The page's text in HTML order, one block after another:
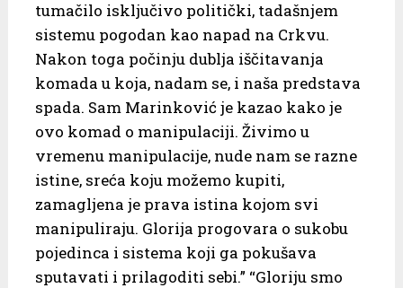
tumačilo isključivo politički, tadašnjem
sistemu pogodan kao napad na Crkvu.
Nakon toga počinju dublja iščitavanja
komada u koja, nadam se, i naša predstava
spada. Sam Marinković je kazao kako je
ovo komad o manipulaciji. Živimo u
vremenu manipulacije, nude nam se razne
istine, sreća koju možemo kupiti,
zamagljena je prava istina kojom svi
manipuliraju. Glorija progovara o sukobu
pojedinca i sistema koji ga pokušava
sputavati i prilagoditi sebi.” “Gloriju smo